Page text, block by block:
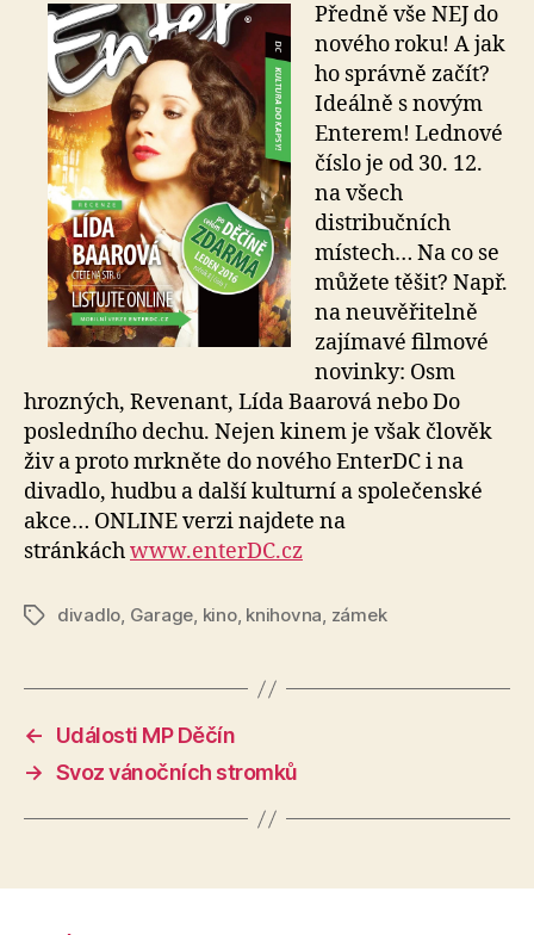
Předně vše NEJ do
nového roku! A jak
ho správně začít?
Ideálně s novým
Enterem! Lednové
číslo je od 30. 12.
na všech
distribučních
místech… Na co se
můžete těšit? Např.
na neuvěřitelně
zajímavé filmové
novinky: Osm
hrozných, Revenant, Lída Baarová nebo Do
posledního dechu. Nejen kinem je však člověk
živ a proto mrkněte do nového EnterDC i na
divadlo, hudbu a další kulturní a společenské
akce… ONLINE verzi najdete na
stránkáchwww.enterDC.cz
Štítkydivadlo, Garage, kino, knihovna, zámek
←
Události MP Děčín
→ Svoz vánočních stromků